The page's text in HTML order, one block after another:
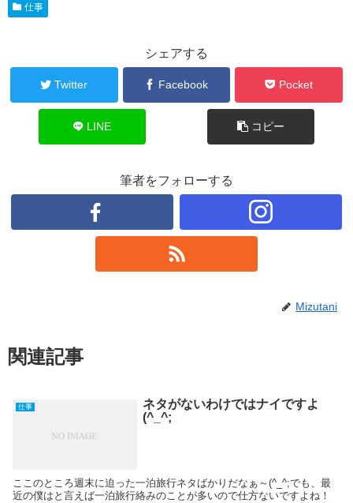
仕事
シェアする
Twitter Facebook Pocket
LINE コピー
筆者をフォローする
Mizutani
関連記事
仕事
ネタがないわけではナイですよ
(^_^;
ここのところ週末に迫った一泊旅行ネタばかりだなぁ～(^_^;でも、最
近の僕はと言えば一泊旅行絡みのことが多いので仕方ないですよね！